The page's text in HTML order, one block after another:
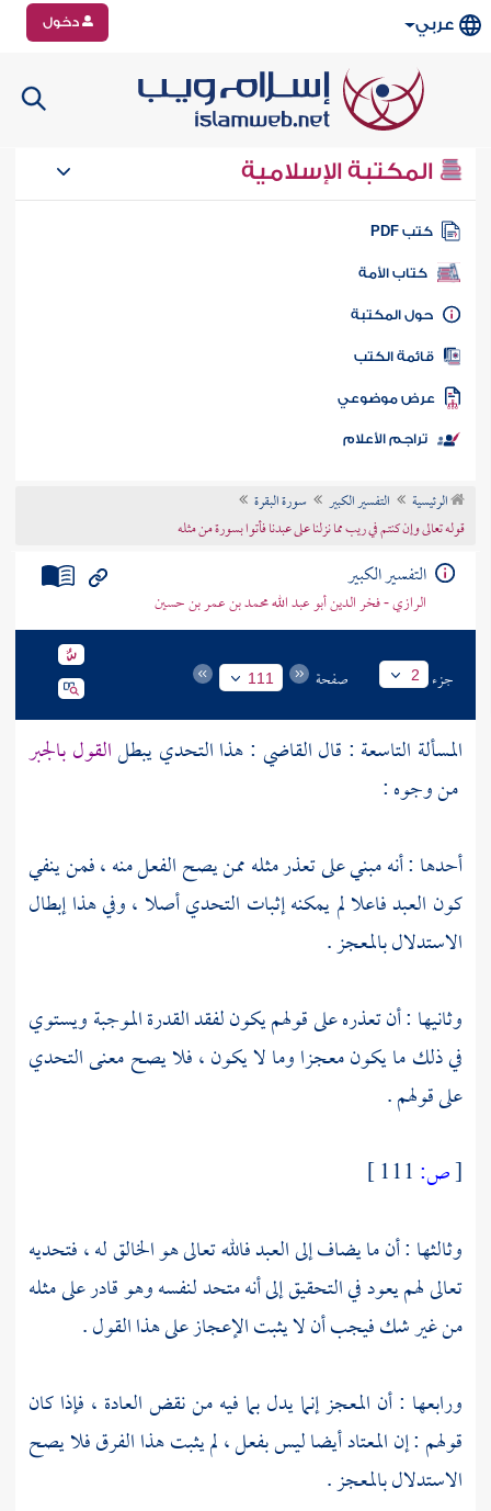
عربي دخول
المكتبة الإسلامية
كتب PDF
كتاب الأمة
المكتبة
الكتب
موضوعي
تراجم الأعلام
الرئيسية التفسير الكبير
سورة البقرة
قوله تعالى وإن كنتم في ريب مما نزلنا على عبدنا فأتوا بسورة من مثله
التفسير الكبير
الرازي - فخر الدين أبو عبد الله محمد بن عمر بن حسين
جزء 2 صفحة 111
المسألة التاسعة : قال القاضي : هذا التحدي يبطلالقول بالجبر
من وجوه :
أحدها : أنه مبني على تعذر مثله ممن يصح الفعل منه ، فمن ينفي
كون العبد فاعلا لم يمكنه إثبات التحدي أصلا ، وفي هذا إبطال
الاستدلال بالمعجز .
وثانيها : أن تعذره على قولهم يكون لفقد القدرة الموجبة ويستوي
في ذلك ما يكون معجزا وما لا يكون ، فلا يصح معنى التحدي
على قولهم .
[ص:
وثالثها : أن ما يضاف إلى العبد فالله تعالى هو الخالق له ، فتحديه
تعالى لهم يعود في التحقيق إلى أنه متحد لنفسه وهو قادر على مثله
من غير شك فيجب أن لا يثبت الإعجاز على هذا القول .
ورابعها : أن المعجز إنما يدل بما فيه من نقض العادة ، فإذا كان
قولهم : إن المعتاد أيضا ليس بفعل ، لم يثبت هذا الفرق فلا يصح
الاستدلال بالمعجز .